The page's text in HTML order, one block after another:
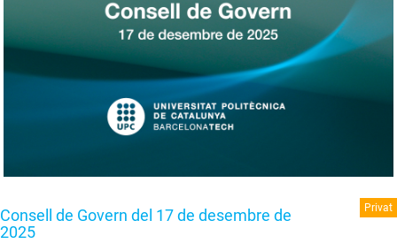
Consell de Govern del 17 de desembre de
2025
Privat